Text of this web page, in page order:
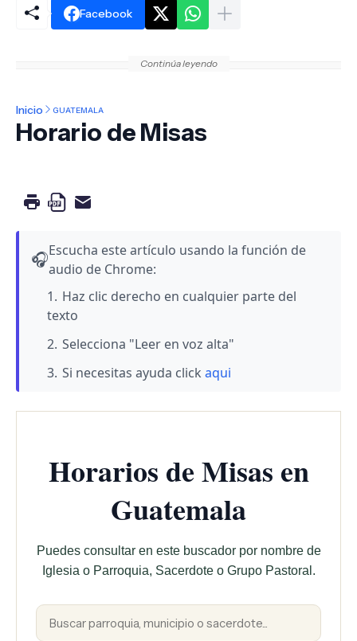
Facebook
Continúa leyendo
Inicio GUATEMALA
Horario de Misas
🎧Escucha este artículo usando la función de
audio de Chrome:
Haz clic derecho en cualquier parte del
texto
Selecciona "Leer en voz alta"
Si necesitas ayuda click aqui
Horarios de Misas en
Guatemala
Puedes consultar en este buscador por nombre de
Iglesia o Parroquia, Sacerdote o Grupo Pastoral.